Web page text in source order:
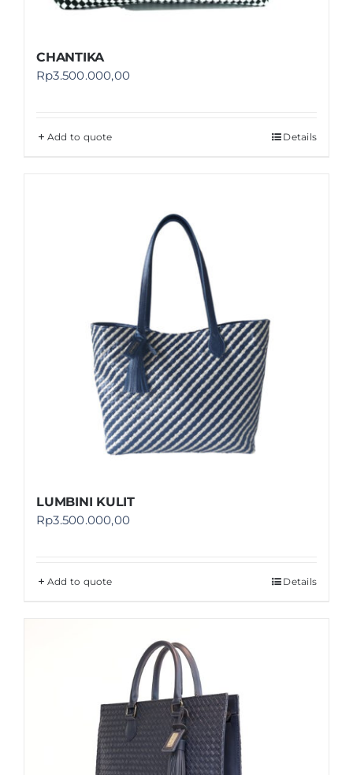
CHANTIKA
Rp3.500.000,00
Add to quote Details
LUMBINI KULIT
Rp3.500.000,00
Add to quote Details